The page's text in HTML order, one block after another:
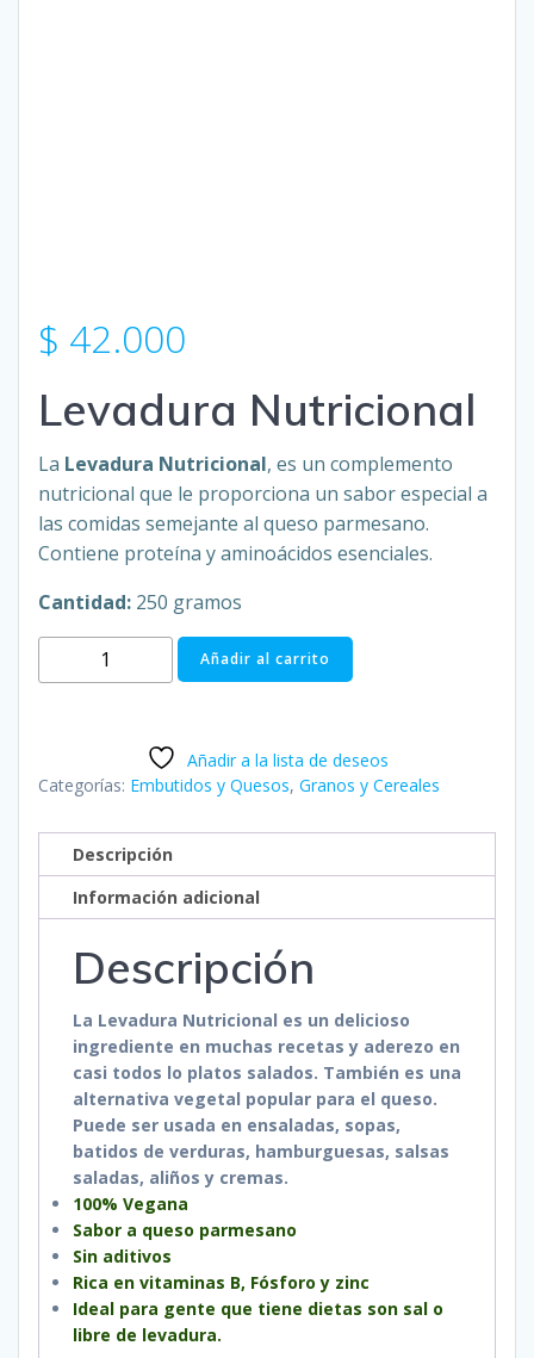
$ 42.000
Levadura Nutricional
La Levadura Nutricional, es un complemento
nutricional que le proporciona un sabor especial a
las comidas semejante al queso parmesano.
Contiene proteína y aminoácidos esenciales.
Cantidad: 250 gramos
Levadura
Nutricional
cantidad
Añadir al carrito
Añadir a la lista de deseos
Categorías: Embutidos y Quesos, Granos y Cereales
Descripción
Información adicional
Descripción
La Levadura Nutricional es un delicioso
ingrediente en muchas recetas y aderezo en
casi todos lo platos salados. También es una
alternativa vegetal popular para el queso.
Puede ser usada en ensaladas, sopas,
batidos de verduras, hamburguesas, salsas
saladas, aliños y cremas.
100% Vegana
Sabor a queso parmesano
Sin aditivos
Rica en vitaminas B, Fósforo y zinc
Ideal para gente que tiene dietas son sal o
libre de levadura.